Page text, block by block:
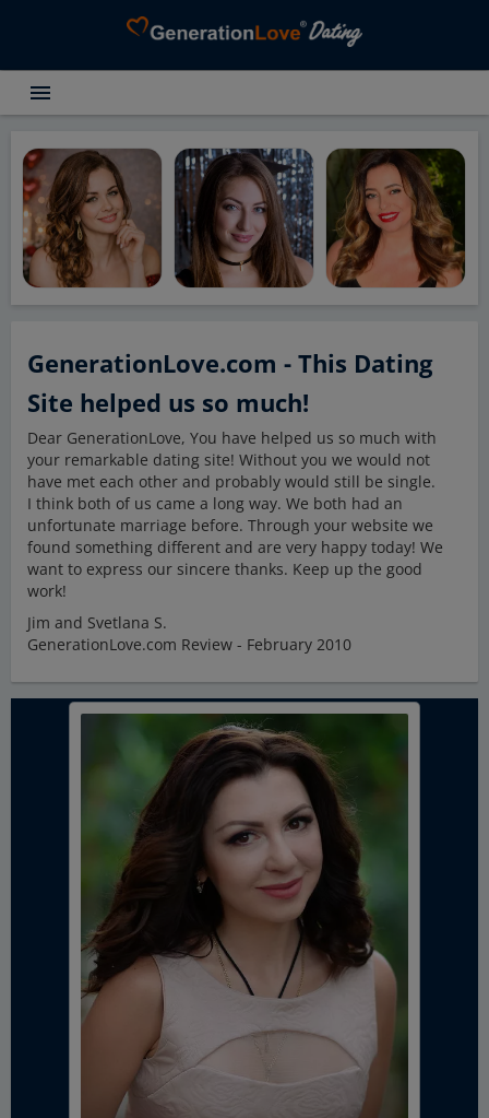
Témoignages
Conseil de rendez-vous
A propos de GenerationLove
Inscription gratuite
menu
GenerationLove.com - This Dating
Site helped us so much!
Dear GenerationLove, You have helped us so much with
your remarkable dating site! Without you we would not
have met each other and probably would still be single.
I think both of us came a long way. We both had an
unfortunate marriage before. Through your website we
found something different and are very happy today! We
want to express our sincere thanks. Keep up the good
work!
Jim and Svetlana S.
GenerationLove.com Review - February 2010